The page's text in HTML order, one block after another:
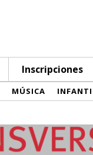
Inscripciones
MÚSICA